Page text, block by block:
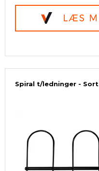
Spiral t/ledninger - Sort